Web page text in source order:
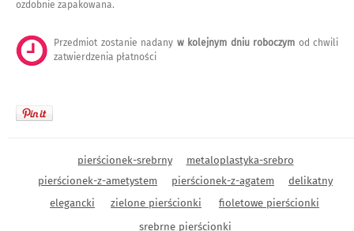
ozdobnie zapakowana.
Przedmiot zostanie nadany w kolejnym dniu roboczym od chwili
zatwierdzenia płatności
pierścionek-srebrny
metaloplastyka-srebro
pierścionek-z-ametystem
pierścionek-z-agatem
delikatny
elegancki
zielone pierścionki
fioletowe pierścionki
srebrne pierścionki